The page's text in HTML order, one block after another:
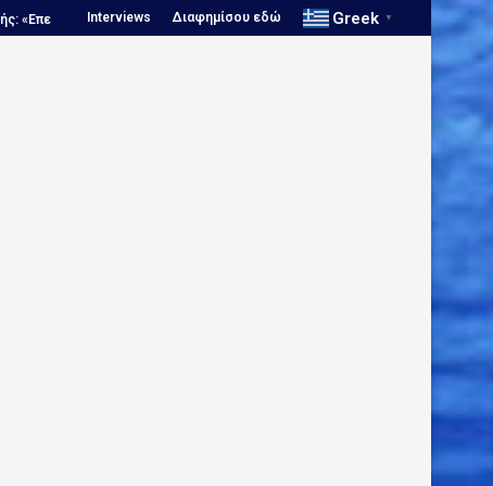
Παγκόσμιο πρωτάθλημα Παίδων: Μεγάλη... Πόλο: Αυτές είναι οι...
Interviews Διαφημίσου εδώ Greek ▼